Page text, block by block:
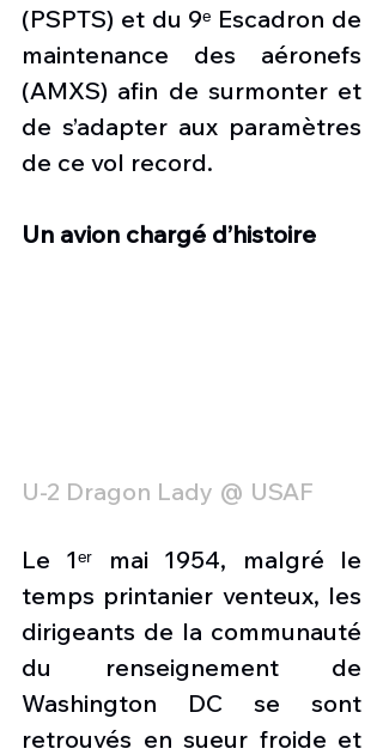
(PSPTS) et du 9ᵉ Escadron de
maintenance des aéronefs
(AMXS) afin de surmonter et
de s’adapter aux paramètres
de ce vol record.
Un avion chargé d’histoire
U-2 Dragon Lady @ USAF
Le 1ᵉʳ mai 1954, malgré le
temps printanier venteux, les
dirigeants de la communauté
du renseignement de
Washington DC se sont
retrouvés en sueur froide et